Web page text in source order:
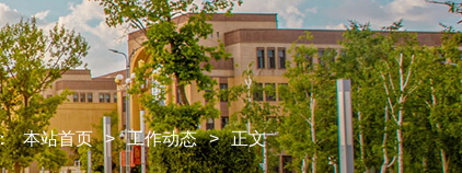
本站首页 > 工作动态 > 正文